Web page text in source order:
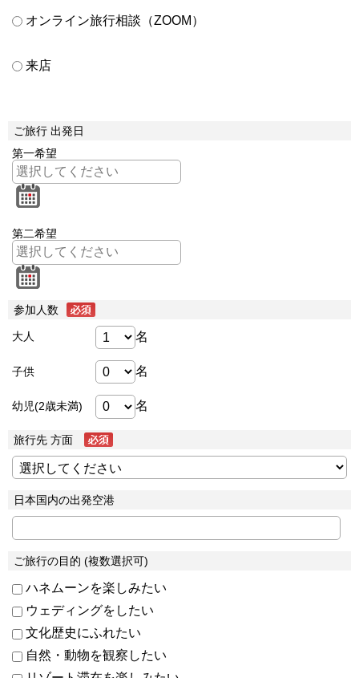
オンライン旅行相談（ZOOM）
来店
ご旅行 出発日
第一希望
第二希望
参加人数
大人 名
子供 名
幼児(2歳未満) 名
旅行先 方面
日本国内の出発空港
ご旅行の目的 (複数選択可)
ハネムーンを楽しみたい
ウェディングをしたい
文化歴史にふれたい
自然・動物を観察したい